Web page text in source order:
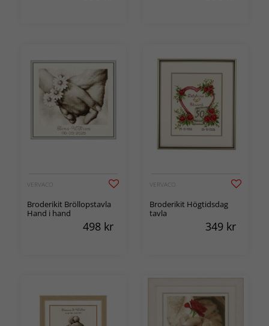
VERVACO
Broderikit Bröllopstavla
Hand i hand
498 kr
VERVACO
Broderikit Högtidsdag
tavla
349 kr